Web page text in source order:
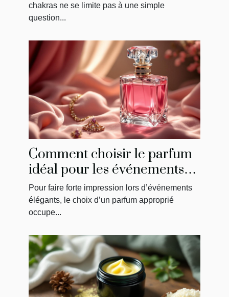
chakras ne se limite pas à une simple
question...
Comment choisir le parfum
idéal pour les événements
élégants ?
Pour faire forte impression lors d’événements
élégants, le choix d’un parfum approprié
occupe...